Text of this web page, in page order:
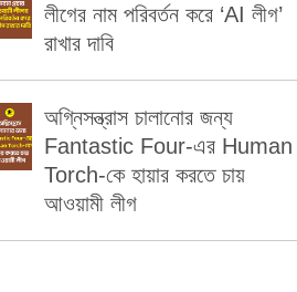
লীগের নাম পরিবর্তন করে ‘AI লীগ’
রাখার দাবি
অগ্নিসন্ত্রাস চালানোর জন্য
Fantastic Four-এর Human
Torch-কে হায়ার করতে চায়
আওয়ামী লীগ